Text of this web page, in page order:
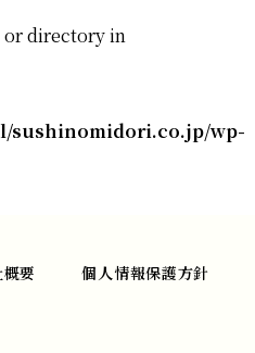
or directory in
sushinomidori.co.jp/wp-
要 個人情報保護方針